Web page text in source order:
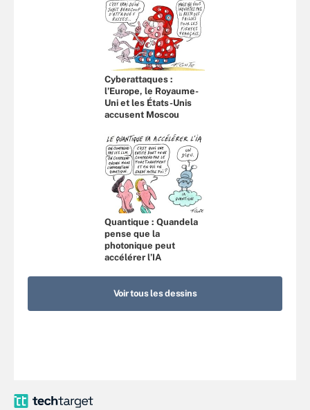
Cyberattaques :
l’Europe, le Royaume-
Uni et les États-Unis
accusent Moscou
Quantique : Quandela
pense que la
photonique peut
accélérer l’IA
Voir tous les dessins